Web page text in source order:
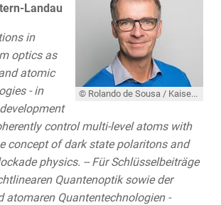
© Rolando de Sousa / Kaiserslautern
Landau
in
optics as
atomic
- in
control multi-level atoms with
concept of dark state polaritons and
physics. -- Für Schlüsselbeiträge
Quantenoptik sowie der
atomaren Quantentechnologien -